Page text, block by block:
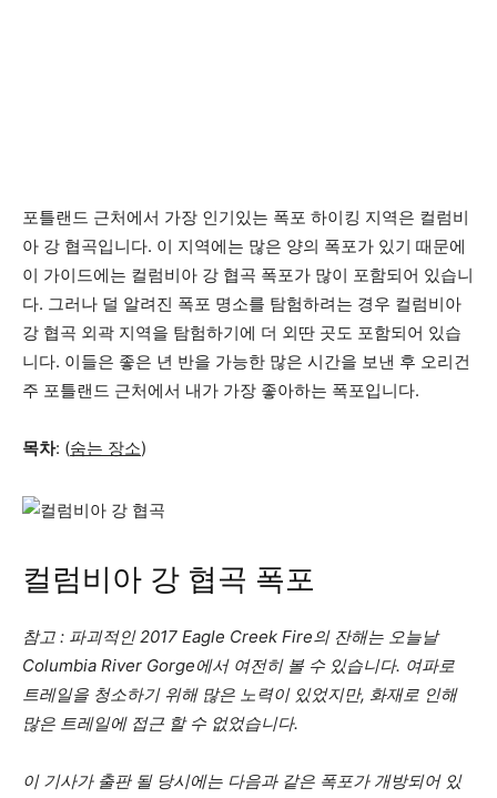
포틀랜드 근처에서 가장 인기있는 폭포 하이킹 지역은 컬럼비
아 강 협곡입니다. 이 지역에는 많은 양의 폭포가 있기 때문에
이 가이드에는 컬럼비아 강 협곡 폭포가 많이 포함되어 있습니
다. 그러나 덜 알려진 폭포 명소를 탐험하려는 경우 컬럼비아
강 협곡 외곽 지역을 탐험하기에 더 외딴 곳도 포함되어 있습
니다. 이들은 좋은 년 반을 가능한 많은 시간을 보낸 후 오리건
주 포틀랜드 근처에서 내가 가장 좋아하는 폭포입니다.
목차: (숨는 장소)
컬럼비아 강 협곡 폭포
참고 : 파괴적인 2017 Eagle Creek Fire의 잔해는 오늘날
Columbia River Gorge에서 여전히 볼 수 있습니다. 여파로
트레일을 청소하기 위해 많은 노력이 있었지만, 화재로 인해
많은 트레일에 접근 할 수 없었습니다.
이 기사가 출판 될 당시에는 다음과 같은 폭포가 개방되어 있